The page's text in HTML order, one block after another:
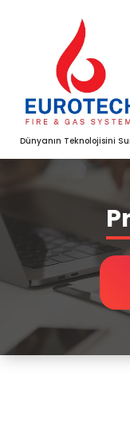
Dünyanın Teknolojisini